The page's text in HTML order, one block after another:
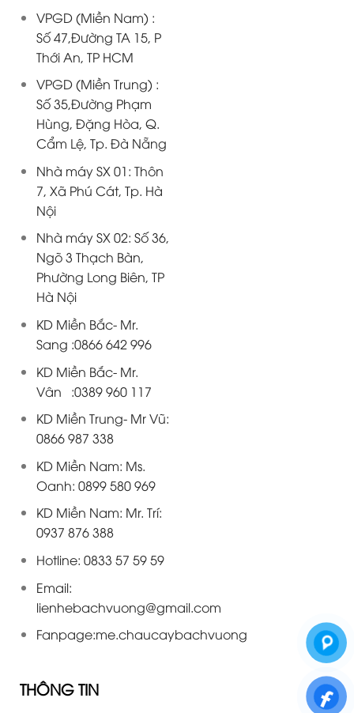
VPGD (Miền Nam) :
Số 47,Đường TA 15, P
Thới An, TP HCM
VPGD (Miền Trung) :
Số 35,Đường Phạm
Hùng, Đặng Hòa, Q.
Cẩm Lệ, Tp. Đà Nẵng
Nhà máy SX 01: Thôn
7, Xã Phú Cát, Tp. Hà
Nội
Nhà máy SX 02: Số 36,
Ngõ 3 Thạch Bàn,
Phường Long Biên, TP
Hà Nội
KD Miền Bắc- Mr.
Sang :0866 642 996
KD Miền Bắc- Mr.
Vân :0389 960 117
KD Miền Trung- Mr Vũ:
0866 987 338
KD Miền Nam: Ms.
Oanh: 0899 580 969
KD Miền Nam: Mr. Trí:
0937 876 388
Hotline: 0833 57 59 59
Email:
lienhebachvuong@gmail.com
Fanpage:me.chaucaybachvuong
THÔNG TIN